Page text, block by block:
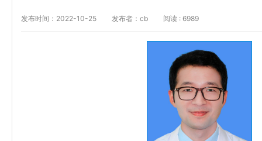
发布时间：2022-10-25 发布者：cb 阅读 : 6989